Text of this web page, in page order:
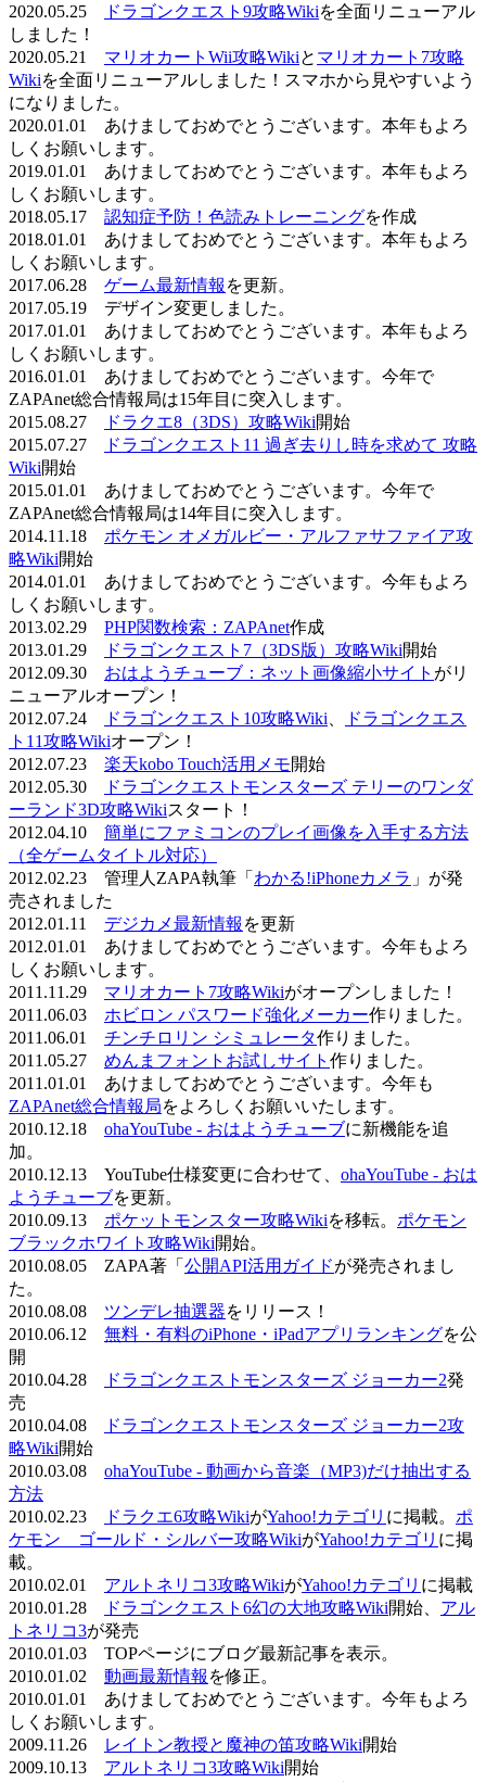
2020.05.25
ドラゴンクエスト9攻略Wikiを全面リニューアル
しました！
2020.05.21 マリオカートWii攻略Wikiと マリオカート7攻略
Wikiを全面リニューアルしました！スマホから見やすいよう
になりました。
2020.01.01 あけましておめでとうございます。本年もよろ
しくお願いします。
2019.01.01 あけましておめでとうございます。本年もよろ
しくお願いします。
2018.05.17 認知症予防！色読みトレーニングを作成
2018.01.01 あけましておめでとうございます。本年もよろ
しくお願いします。
2017.06.28 ゲーム最新情報 を更新。
2017.05.19 デザイン変更しました。
2017.01.01 あけましておめでとうございます。本年もよろ
しくお願いします。
2016.01.01 あけましておめでとうございます。今年で
ZAPAnet総合情報局は15年目に突入します。
2015.08.27
ドラクエ8（3DS）攻略Wiki開始
2015.07.27
ドラゴンクエスト11 過ぎ去りし時を求めて 攻略
Wiki開始
2015.01.01 あけましておめでとうございます。今年で
ZAPAnet総合情報局は14年目に突入します。
2014.11.18 ポケモン オメガルビー・アルファサファイア攻
略Wiki開始
2014.01.01 あけましておめでとうございます。今年もよろ
しくお願いします。
2013.02.29 PHP関数検索：ZAPAnet作成
2013.01.29
ドラゴンクエスト7（3DS版）攻略Wiki開始
2012.09.30 おはようチューブ：ネット画像縮小サイト がリ
ニューアルオープン！
2012.07.24
ドラゴンクエスト10攻略Wiki
ドラゴンクエス
ト11攻略Wikiオープン！
2012.07.23 楽天kobo Touch活用メモ開始
2012.05.30
ドラゴンクエストモンスターズ テリーのワンダ
ーランド3D攻略Wikiスタート！
2012.04.10 簡単にファミコンのプレイ画像を入手する方法
（全ゲームタイトル対応）
2012.02.23 管理人ZAPA執筆「 わかる!iPhoneカメラ 」が発
売されました
2012.01.11 デジカメ最新情報 を更新
2012.01.01 あけましておめでとうございます。今年もよろ
しくお願いします。
2011.11.29 マリオカート7攻略Wikiがオープンしました！
2011.06.03 ホビロン パスワード強化メーカー作りました。
2011.06.01 チンチロリン シミュレータ作りました。
2011.05.27 めんまフォントお試しサイト 作りました。
2011.01.01 あけましておめでとうございます。今年も
ZAPAnet総合情報局をよろしくお願いいたします。
2010.12.18 ohaYouTube - おはようチューブに新機能を追
加。
2010.12.13 YouTube仕様変更に合わせて、 ohaYouTube - おは
ようチューブを更新。
2010.09.13 ポケットモンスター攻略Wikiを移転。 ポケモン
ブラックホワイト攻略Wiki開始。
2010.08.05 ZAPA著「 公開API活用ガイドが発売されまし
た。
2010.08.08 ツンデレ抽選器をリリース！
2010.06.12 無料・有料のiPhone・iPadアプリランキングを公
開
2010.04.28
ドラゴンクエストモンスターズ ジョーカー2発
売
2010.04.08
ドラゴンクエストモンスターズ ジョーカー2攻
略Wiki開始
2010.03.08 ohaYouTube - 動画から音楽（MP3)だけ抽出する
方法
2010.02.23
ドラクエ6攻略WikiがYahoo!カテゴリ に掲載。 ポ
ケモン ゴールド・シルバー攻略WikiがYahoo!カテゴリ に掲
載。
2010.02.01 アルトネリコ3攻略WikiがYahoo!カテゴリ に掲載
2010.01.28
ドラゴンクエスト6幻の大地攻略Wiki開始、 アル
トネリコ3が発売
2010.01.03 TOPページにブログ最新記事を表示。
2010.01.02 動画最新情報 を修正。
2010.01.01 あけましておめでとうございます。今年もよろ
しくお願いします。
2009.11.26
レイトン教授と魔神の笛攻略Wiki開始
2009.10.13 アルトネリコ3攻略Wiki開始